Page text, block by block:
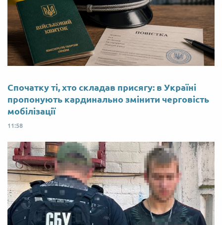
Спочатку ті, хто складав присягу: в Україні
пропонують кардинально змінити черговість
мобілізації
11:58